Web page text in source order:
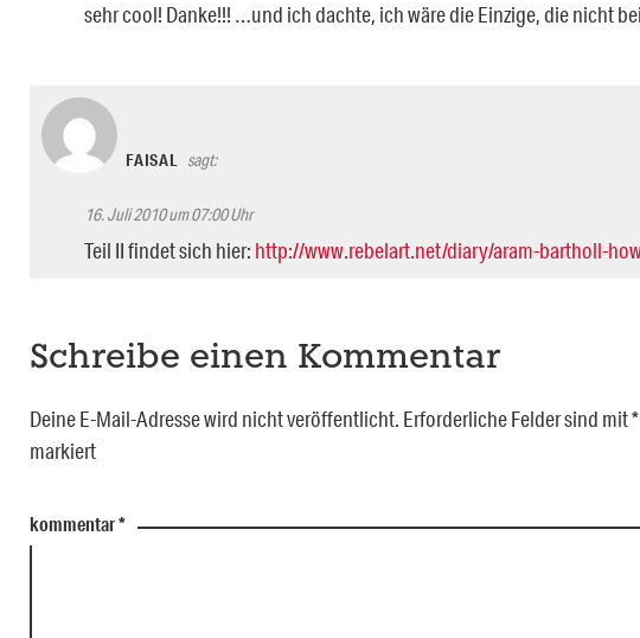
sehr cool! Danke!!! …und ich dachte, ich wäre die Einzige, die nicht
FAISAL sagt:
16. Juli 2010 um 07:00 Uhr
Teil II findet sich hier: http://www.rebelart.net/diary/aram-bartholl-
Schreibe einen Kommentar
Deine E-Mail-Adresse wird nicht veröffentlicht. Erforderliche Felder sind mit*
markiert
kommentar*